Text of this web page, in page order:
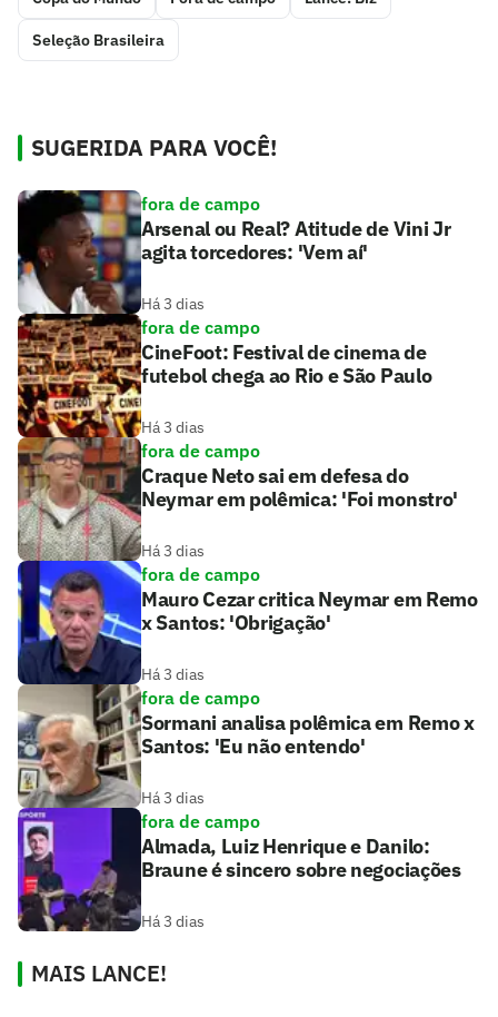
Seleção Brasileira
SUGERIDA PARA VOCÊ!
fora de campo
Arsenal ou Real? Atitude de Vini Jr
agita torcedores: 'Vem aí'
Há 3 dias
fora de campo
CineFoot: Festival de cinema de
futebol chega ao Rio e São Paulo
Há 3 dias
fora de campo
Craque Neto sai em defesa do
Neymar em polêmica: 'Foi monstro'
Há 3 dias
fora de campo
Mauro Cezar critica Neymar em Remo
x Santos: 'Obrigação'
Há 3 dias
fora de campo
Sormani analisa polêmica em Remo x
Santos: 'Eu não entendo'
Há 3 dias
fora de campo
Almada, Luiz Henrique e Danilo:
Braune é sincero sobre negociações
Há 3 dias
MAIS LANCE!